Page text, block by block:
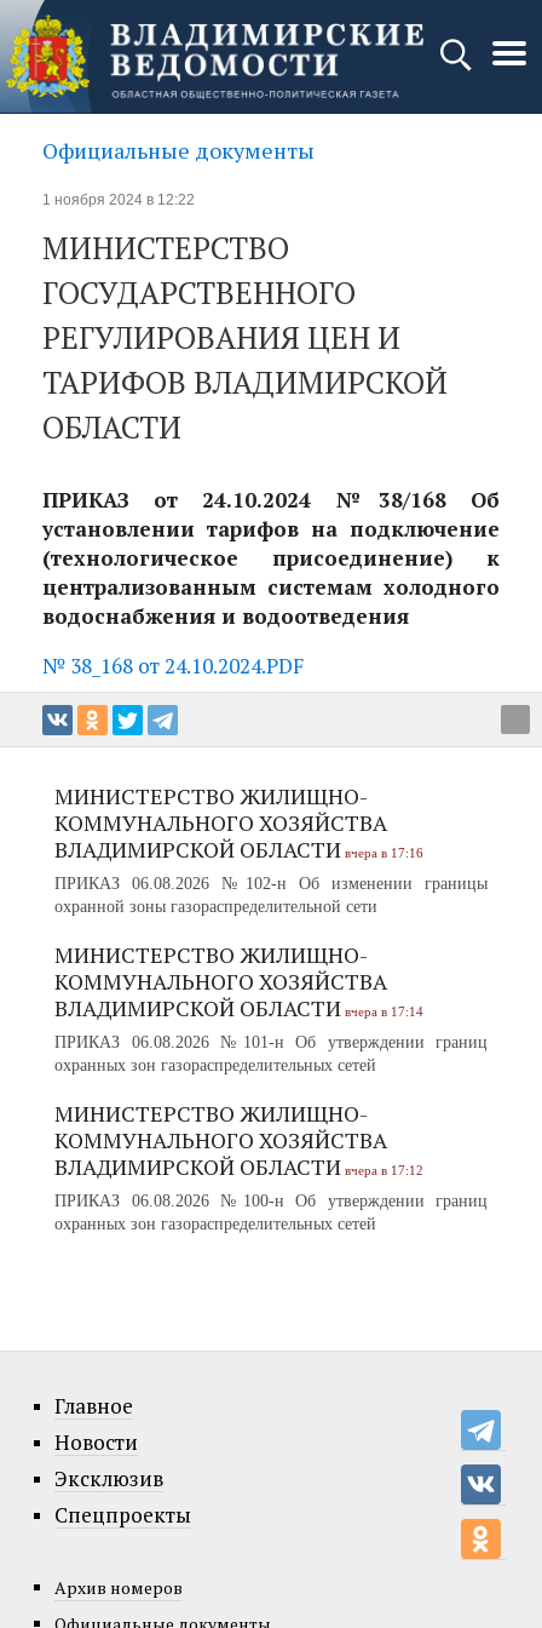
Официальные документы
1 ноября 2024 в 12:22
МИНИСТЕРСТВО
ГОСУДАРСТВЕННОГО
РЕГУЛИРОВАНИЯ ЦЕН И
ТАРИФОВ ВЛАДИМИРСКОЙ
ОБЛАСТИ
ПРИКАЗ от 24.10.2024 №38/168 Об
установлении тарифов на подключение
(технологическое присоединение) к
централизованным системам холодного
водоснабжения и водоотведения
№ 38_168 от 24.10.2024.PDF
МИНИСТЕРСТВО ЖИЛИЩНО-
КОММУНАЛЬНОГО ХОЗЯЙСТВА
ВЛАДИМИРСКОЙ ОБЛАСТИ вчера в 17:16
ПРИКАЗ 06.08.2026 №102-н Об изменении границы
охранной зоны газораспределительной сети
МИНИСТЕРСТВО ЖИЛИЩНО-
КОММУНАЛЬНОГО ХОЗЯЙСТВА
ВЛАДИМИРСКОЙ ОБЛАСТИ вчера в 17:14
ПРИКАЗ 06.08.2026 №101-н Об утверждении границ
охранных зон газораспределительных сетей
МИНИСТЕРСТВО ЖИЛИЩНО-
КОММУНАЛЬНОГО ХОЗЯЙСТВА
ВЛАДИМИРСКОЙ ОБЛАСТИ вчера в 17:12
ПРИКАЗ 06.08.2026 №100-н Об утверждении границ
охранных зон газораспределительных сетей
Главное
Новости
Эксклюзив
Спецпроекты
Архив номеров
Официальные документы